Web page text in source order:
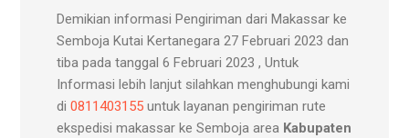
Demikian informasi Pengiriman dari Makassar ke
Semboja Kutai Kertanegara 27 Februari 2023 dan
tiba pada tanggal 6 Februari 2023 , Untuk
Informasi lebih lanjut silahkan menghubungi kami
di0811403155 untuk layanan pengiriman rute
ekspedisi makassar ke Semboja area Kabupaten